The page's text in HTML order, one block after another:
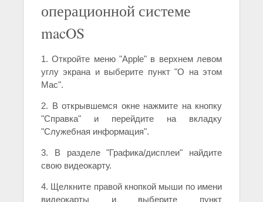
операционной системе
macOS
1. Откройте меню "Apple" в верхнем левом
углу экрана и выберите пункт "О на этом
Mac".
2. В открывшемся окне нажмите на кнопку
"Справка" и перейдите на вкладку
"Служебная информация".
3. В разделе "Графика/дисплеи" найдите
свою видеокарту.
4. Щелкните правой кнопкой мыши по имени
видеокарты и выберите пункт